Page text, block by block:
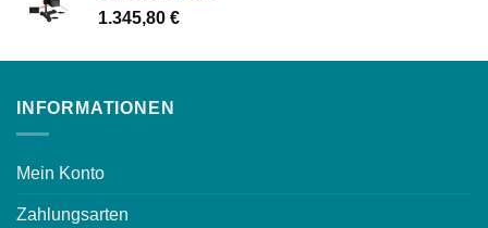
1.345,80 €
INFORMATIONEN
Mein Konto
Zahlungsarten